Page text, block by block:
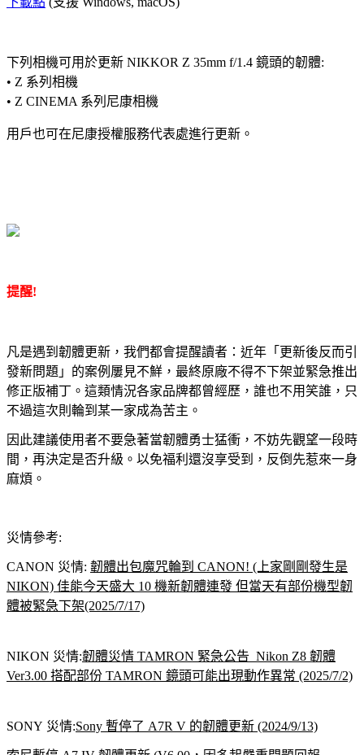
下列相機可用於更新 NIKKOR Z 35mm f/1.4 鏡頭的韌體:
• Z 系列相機
• Z CINEMA 系列尼康相機
用戶也可在尼康授權服務代表處進行更新。
提醒!
凡是遇到韌體更新，我們都會提醒讀者：近年「更新後反而引
發新問題」的案例屢見不鮮，最終原廠不得不下架並緊急推出
修正版補丁。這類情況各家品牌都曾經歷，誰也不用笑誰，只
不過這次則輪到某一家成為苦主。
因此建議使用者不要急著當韌體勇士猛衝，不妨先觀望一段時
間，再決定是否升級。以免福利還沒享受到，反倒先惹來一身
麻煩。
災情參考:
CANON 災情: 韌體出包魔咒輪到 CANON! (上家剛剛發生是
NIKON) 佳能今天盛大 10 機新韌體連發 但當天有部份機型韌
體被緊急下架(2025/7/17)
NIKON 災情:韌體災情 TAMRON 緊急公告 Nikon Z8 韌體
Ver3.00 搭配部份 TAMRON 鏡頭可能出現動作異常 (2025/7/2)
SONY 災情:Sony 暫停了 A7R V 的韌體更新 (2024/9/13)